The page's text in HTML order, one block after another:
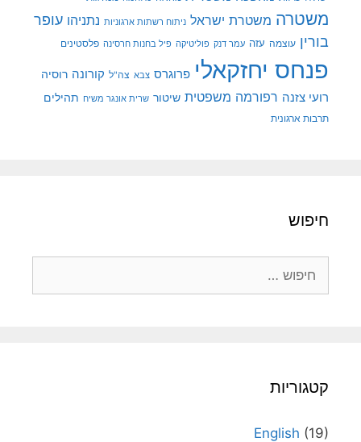
משטרה משטרת ישראל ניתוח רשתות ארגוניות נתניהו עופר
בורין עוצמה עזה עמר דנק פוליטיקה פיל בחנות חרסינה פלסטינים
פנחס יחזקאלי פרוגרס צבא צה"ל קורונה רוסיה
רועי צזנה רפורמה משפטית שיטור שרית אונגר משיח תהילים
תרבות ארגונית
חיפוש
קטגוריות
English (19)